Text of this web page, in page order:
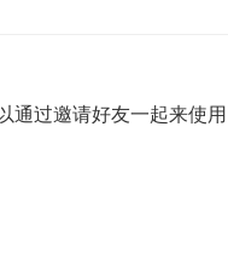
通过邀请好友一起来使